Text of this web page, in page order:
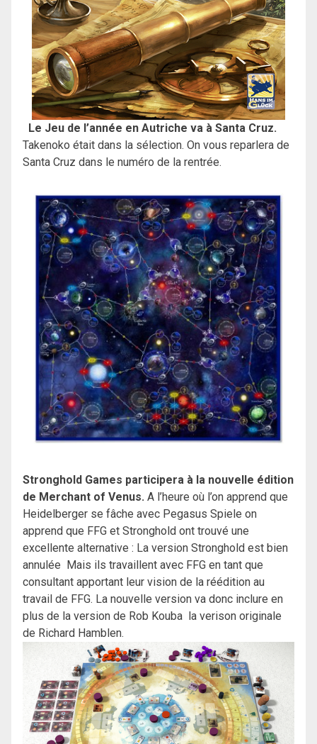
Le Jeu de l’année en Autriche va à Santa Cruz.
Takenoko était dans la sélection. On vous reparlera de
Santa Cruz dans le numéro de la rentrée.
Stronghold Games participera à la nouvelle édition
de Merchant of Venus. A l’heure où l’on apprend que
Heidelberger se fâche avec Pegasus Spiele on
apprend que FFG et Stronghold ont trouvé une
excellente alternative : La version Stronghold est bien
annulée Mais ils travaillent avec FFG en tant que
consultant apportant leur vision de la réédition au
travail de FFG. La nouvelle version va donc inclure en
plus de la version de Rob Kouba la verison originale
de Richard Hamblen.